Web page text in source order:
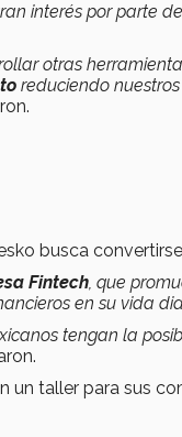
interés por parte
otras
reduciendo
busca
Fintech, que
en su vida
tengan la
un taller para sus